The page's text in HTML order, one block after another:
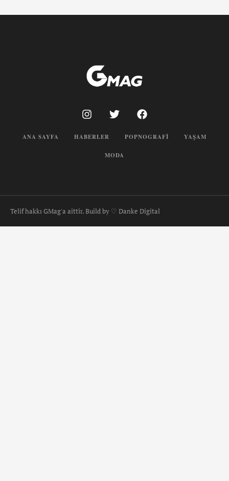
ANA SAYFA HABERLER POPNOGRAFI YAŞAM
MODA
Telif hakkı GMag'a aittir. Build by ♡ Danke Digital